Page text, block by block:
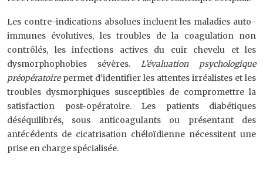
Les contre-indications absolues incluent les maladies auto-
immunes évolutives, les troubles de la coagulation non
contrôlés, les infections actives du cuir chevelu et les
dysmorphophobies sévères. L’évaluation psychologique
préopératoirepermet d’identifier les attentes irréalistes et les
troubles dysmorphiques susceptibles de compromettre la
satisfaction post-opératoire. Les patients diabétiques
déséquilibrés, sous anticoagulants ou présentant des
antécédents de cicatrisation chéloïdienne nécessitent une
prise en charge spécialisée.